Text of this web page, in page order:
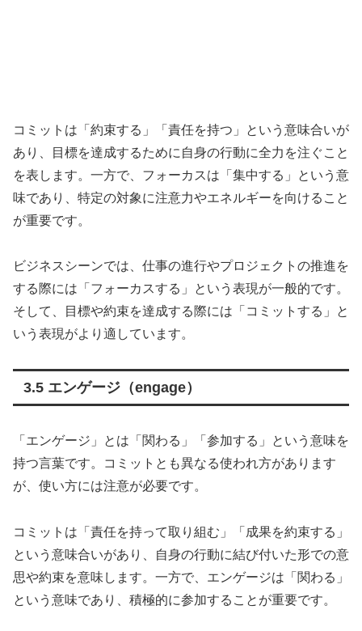
コミットは「約束する」「責任を持つ」という意味合いが
あり、目標を達成するために自身の行動に全力を注ぐこと
を表します。一方で、フォーカスは「集中する」という意
味であり、特定の対象に注意力やエネルギーを向けること
が重要です。
ビジネスシーンでは、仕事の進行やプロジェクトの推進を
する際には「フォーカスする」という表現が一般的です。
そして、目標や約束を達成する際には「コミットする」と
いう表現がより適しています。
3.5 エンゲージ（engage）
「エンゲージ」とは「関わる」「参加する」という意味を
持つ言葉です。コミットとも異なる使われ方があります
が、使い方には注意が必要です。
コミットは「責任を持って取り組む」「成果を約束する」
という意味合いがあり、自身の行動に結び付いた形での意
思や約束を意味します。一方で、エンゲージは「関わる」
という意味であり、積極的に参加することが重要です。